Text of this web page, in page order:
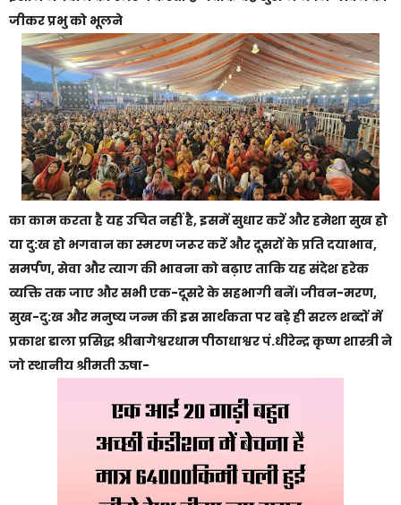
जीकर प्रभु को भूलने
का काम करता है यह उचित नहीं है, इसमें सुधार करें और हमेशा सुख हो
या दु:ख हो भगवान का स्मरण जरूर करें और दूसरों के प्रति दयाभाव,
समर्पण, सेवा और त्याग की भावना को बढ़ाए ताकि यह संदेश हरेक
व्यक्ति तक जाए और सभी एक-दूसरे के सहभागी बनें। जीवन-मरण,
सुख-दु:ख और मनुष्य जन्म की इस सार्थकता पर बड़े ही सरल शब्दों में
प्रकाश डाला प्रसिद्ध श्रीबागेश्वरधाम पीठाधाश्वर पं.धीरेन्द्र कृष्ण शास्त्री ने
जो स्थानीय श्रीमती ऊषा-